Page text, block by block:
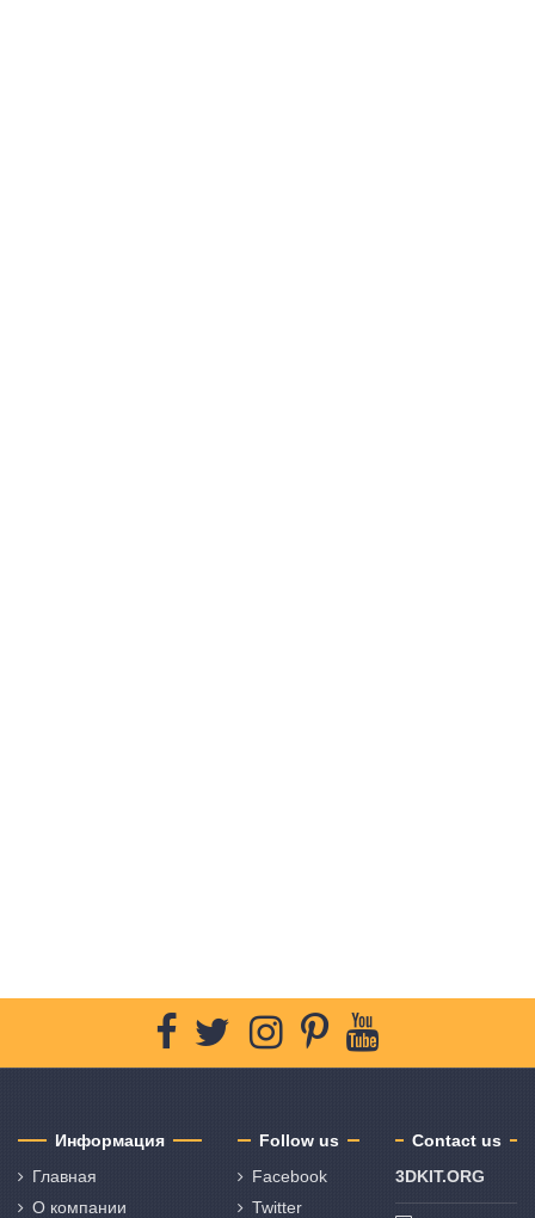
Информация
Главная
О компании
Follow us
Facebook
Twitter
Contact us
3DKIT.ORG